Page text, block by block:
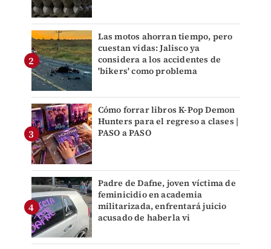
Las motos ahorran tiempo, pero
cuestan vidas: Jalisco ya
considera a los accidentes de
'bikers' como problema
Cómo forrar libros K-Pop Demon
Hunters para el regreso a clases |
PASO a PASO
Padre de Dafne, joven víctima de
feminicidio en academia
militarizada, enfrentará juicio
acusado de haberla vi